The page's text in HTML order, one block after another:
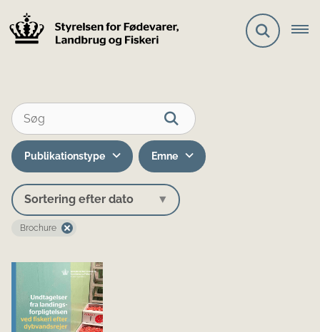
Publikationstype Emne
Brochure